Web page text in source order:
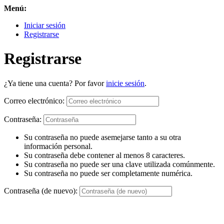
Menú:
Iniciar sesión
Registrarse
Registrarse
¿Ya tiene una cuenta? Por favorinicie sesión.
Correo electrónico:
Contraseña:
Su contraseña no puede asemejarse tanto a su otra
información personal.
Su contraseña debe contener al menos 8 caracteres.
Su contraseña no puede ser una clave utilizada comúnmente.
Su contraseña no puede ser completamente numérica.
Contraseña (de nuevo):